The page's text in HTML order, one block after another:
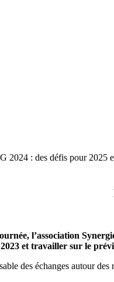
2024 : des défis pour 2025
l’association
et travailler sur le
des échanges autour